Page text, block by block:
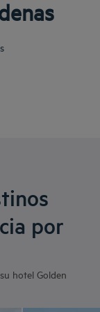
por
hotel Golden